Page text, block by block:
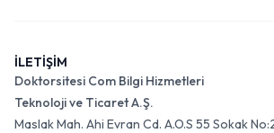
İLETİŞİM
Doktorsitesi Com Bilgi Hizmetleri
Teknoloji ve Ticaret A.Ş.
Maslak Mah. Ahi Evran Cd. A.O.S 55 Sokak